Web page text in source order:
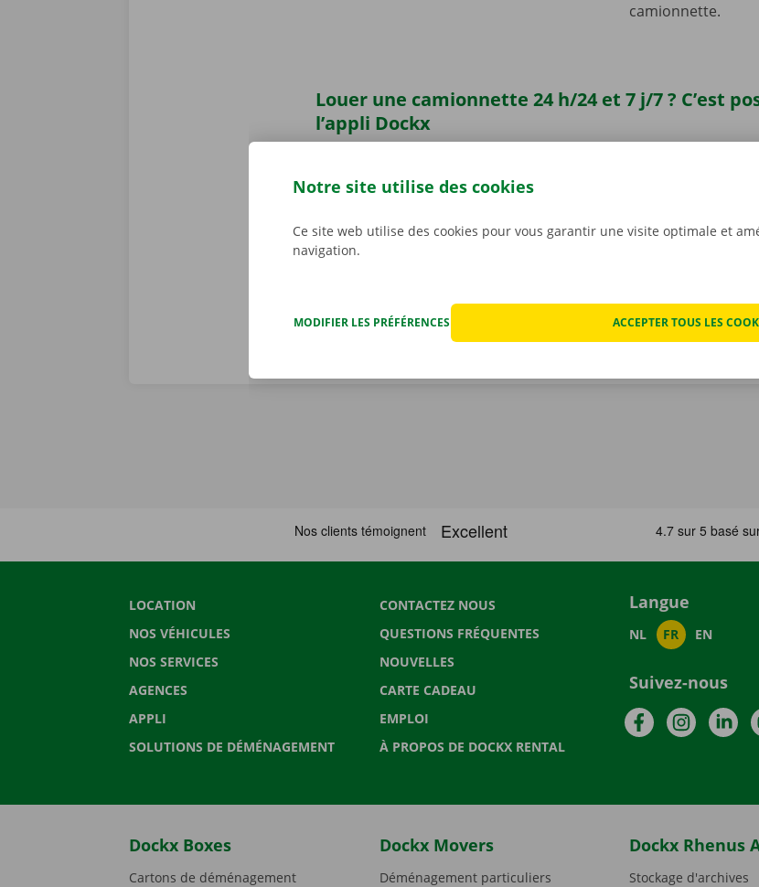
camionnette.
Louer une camionnette 24 h/24 et 7 j/7 ? C’est
l’appli Dockx
Dockx pour Android Apple
votre smartphone. Choisissez rapidement et facilement le
le Pick-up Point ou Dockx Service Shop de votre choix.
LOCATION
NOS VÉHICULES
NOS SERVICES
AGENCES
APPLI
SOLUTIONS DE DÉMÉNAGEMENT
CONTACTEZ NOUS
QUESTIONS FRÉQUENTES
NOUVELLES
CARTE CADEAU
EMPLOI
À PROPOS DE DOCKX RENTAL
Langue
NL FR EN
Suivez-nous
FacebookInstagram
Dockx Boxes
Cartons de déménagement
Dockx Movers
Déménagement particuliers
Dockx Rhenus
Stockage d'archives
Notre site utilise des cookies
Ce site web utilise des cookies pour vous garantir une visite optimale et
navigation.
MODIFIER LES PRÉFÉRENCES ACCEPTER TOUS LES